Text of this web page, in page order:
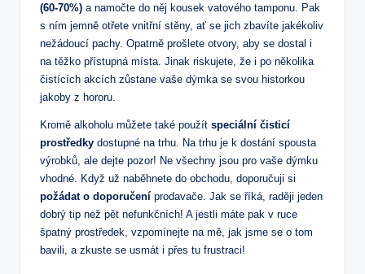
(60-70%) a namočte do něj kousek vatového tamponu. Pak
s ním jemně otřete vnitřní stěny, ať se jich zbavíte jakékoliv
nežádoucí pachy. Opatrně prošlete otvory, aby se dostal i
na těžko přístupná místa. Jinak riskujete, že i po několika
čistících akcích zůstane vaše dýmka se svou historkou
jakoby z hororu.
Kromě alkoholu můžete také použít speciální čisticí
prostředky dostupné na trhu. Na trhu je k dostání spousta
výrobků, ale dejte pozor! Ne všechny jsou pro vaše dýmku
vhodné. Když už naběhnete do obchodu, doporučuji si
požádat o doporučení prodavače. Jak se říká, raději jeden
dobrý tip než pět nefunkčních! A jestli máte pak v ruce
špatný prostředek, vzpomínejte na mě, jak jsme se o tom
bavili, a zkuste se usmát i přes tu frustraci!